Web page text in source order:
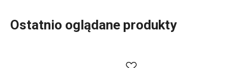
trójwarstwowej stali nierdzewnej z rewolucyjną powłoką
Ostatnio oglądane produkty